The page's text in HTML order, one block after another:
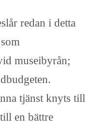
redan i detta
museibyrån;
tjänst knyts till
en bättre